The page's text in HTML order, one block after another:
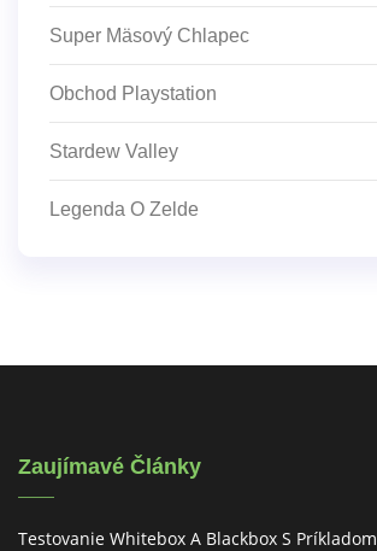
Super Mäsový Chlapec
Obchod Playstation
Stardew Valley
Legenda O Zelde
Zaujímavé Články
Testovanie Whitebox A Blackbox S Príkladom